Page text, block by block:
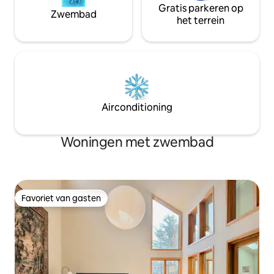
Zwembad
Gratis parkeren op
het terrein
Airconditioning
Woningen met zwembad
Favoriet van gasten
Favoriet van gasten